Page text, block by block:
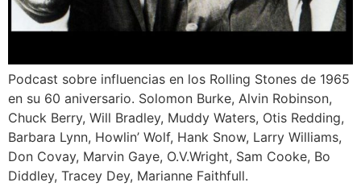
Podcast sobre influencias en los Rolling Stones de 1965
en su 60 aniversario. Solomon Burke, Alvin Robinson,
Chuck Berry, Will Bradley, Muddy Waters, Otis Redding,
Barbara Lynn, Howlin’ Wolf, Hank Snow, Larry Williams,
Don Covay, Marvin Gaye, O.V.Wright, Sam Cooke, Bo
Diddley, Tracey Dey, Marianne Faithfull.